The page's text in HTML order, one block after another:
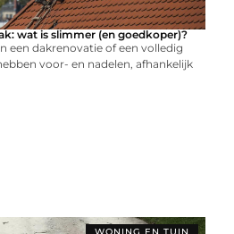
wat is slimmer (en goedkoper)?
een dakrenovatie of een volledig
voor- en nadelen, afhankelijk